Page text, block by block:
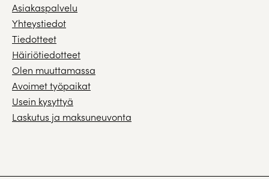
Asiakaspalvelu
Yhteystiedot
Tiedotteet
Häiriötiedotteet
Olen muuttamassa
Avoimet työpaikat
Usein kysyttyä
Laskutus ja maksuneuvonta